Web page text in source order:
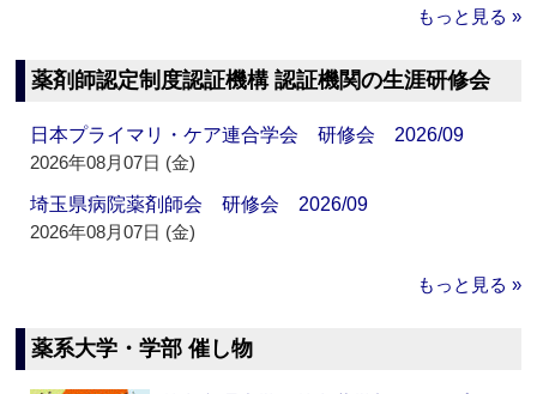
もっと見る »
薬剤師認定制度認証機構 認証機関の生涯研修会
日本プライマリ・ケア連合学会 研修会 2026/09
2026年08月07日 (金)
埼玉県病院薬剤師会 研修会 2026/09
2026年08月07日 (金)
もっと見る »
薬系大学・学部 催し物